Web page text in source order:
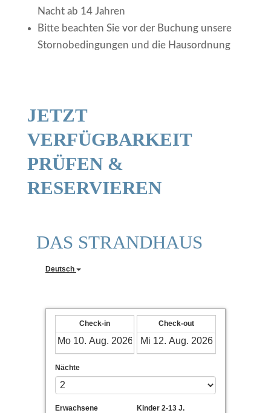
Nacht ab 14 Jahren
Bitte beachten Sie vor der Buchung unsere
Stornobedingungen und die Hausordnung
JETZT
VERFÜGBARKEIT
PRÜFEN &
RESERVIEREN
DAS STRANDHAUS